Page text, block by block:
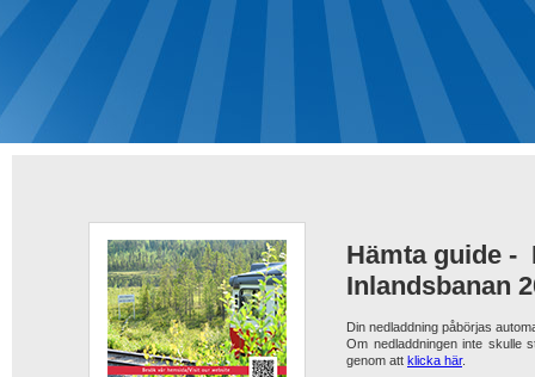
Hämta guide -
Inlandsbanan
Din nedladdning påbörjas
Om nedladdningen inte skulle
genom att klicka här.